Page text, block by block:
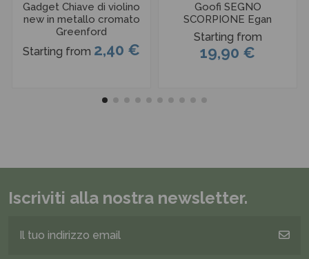
Gadget Chiave di violino
new in metallo cromato
Greenford
Starting from 2,40 €
Goofi SEGNO
SCORPIONE Egan
Starting from
19,90 €
Iscriviti alla nostra newsletter.